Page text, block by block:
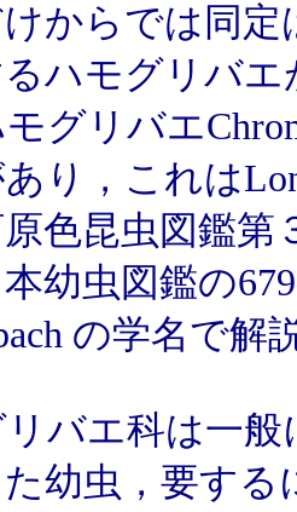
からでは同
ハモグリバ
グリバエ
り，これは
色昆虫図鑑第
幼虫図鑑の
の学名で解
バエ科は一般
幼虫，要す